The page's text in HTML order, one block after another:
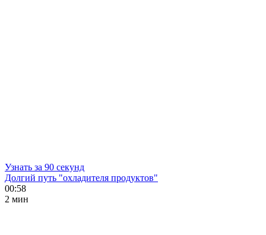
Узнать за 90 секунд
Долгий путь "охладителя продуктов"
00:58
2 мин